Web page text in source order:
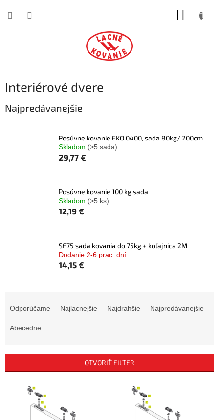
Interiérové dvere
Najpredávanejšie
Posúvne kovanie EKO 0400, sada 80kg/ 200cm
Skladom (>5 sada)
29,77 €
Posúvne kovanie 100 kg sada
Skladom (>5 ks)
12,19 €
SF75 sada kovania do 75kg + koľajnica 2M
Dodanie 2-6 prac. dní
14,15 €
p
Odporúčame Najlacnejšie Najdrahšie Najpredávanejšie
Abecedne
OTVORIŤ FILTER